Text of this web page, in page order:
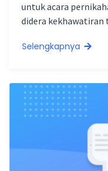
untuk acara
didera kekhawatiran
Selengkapnya